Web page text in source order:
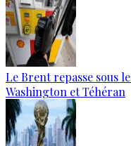
Le Brent repasse sous
Washington et Téhéran